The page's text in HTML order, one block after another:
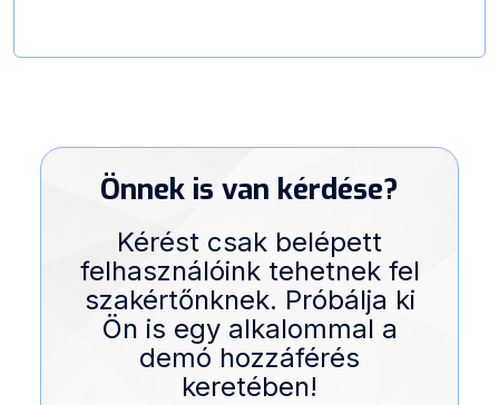
Önnek is van kérdése?
Kérést csak belépett
felhasználóink tehetnek fel
szakértőnknek. Próbálja ki
Ön is egy alkalommal a
demó hozzáférés
keretében!